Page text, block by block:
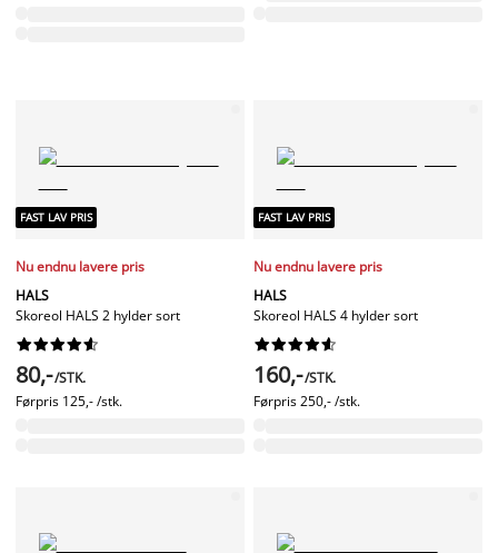
FAST LAV PRIS
Nu endnu lavere pris
HALS
Skoreol HALS 2 hylder sort






80,-/STK.
Førpris 125,- /stk.
FAST LAV PRIS
Nu endnu lavere pris
HALS
Skoreol HALS 4 hylder sort






160,-/STK.
Førpris250,- /stk.